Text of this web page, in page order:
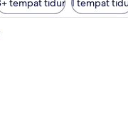
tempat tidur 1 tempat
Meja kerja, tempat tidur bayi